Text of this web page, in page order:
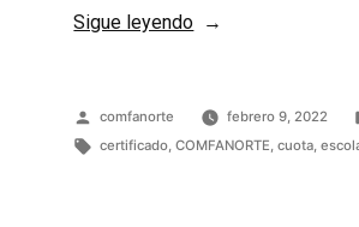
Sigue leyendo
comfanorte febrero 9, 2022
certificado,COMFANORTE,cuota,